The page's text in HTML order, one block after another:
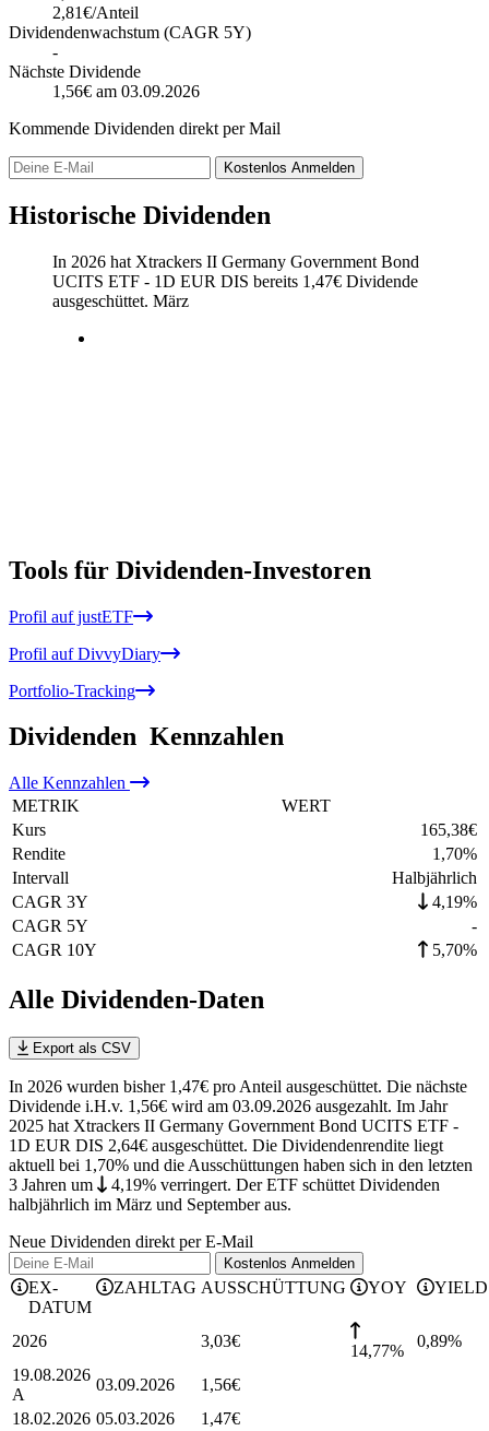
2,81€/Anteil
Dividendenwachstum (CAGR 5Y)
-
Nächste Dividende
1,56€ am 03.09.2026
Kommende Dividenden direkt per Mail
Kostenlos Anmelden
Historische Dividenden
In 2026 hat Xtrackers II Germany Government Bond
UCITS ETF - 1D EUR DIS bereits 1,47€ Dividende
ausgeschüttet. März
Tools für Dividenden-Investoren
Profil auf justETF
Profil auf DivvyDiary
Portfolio-Tracking
Dividenden Kennzahlen
Alle Kennzahlen
METRIK
WERT
Kurs
165,38€
Rendite
1,70%
Intervall
Halbjährlich
CAGR 3Y
4,19%
CAGR 5Y
-
CAGR 10Y
5,70%
Alle Dividenden-Daten
Export als CSV
In 2026 wurden bisher 1,47€ pro Anteil ausgeschüttet. Die nächste
Dividende i.H.v. 1,56€ wird am 03.09.2026 ausgezahlt. Im Jahr
2025 hat Xtrackers II Germany Government Bond UCITS ETF -
1D EUR DIS 2,64€ ausgeschüttet. Die Dividendenrendite liegt
aktuell bei 1,70% und die Ausschüttungen haben sich in den letzten
3 Jahren um 4,19% verringert. Der ETF schüttet Dividenden
halbjährlich im März und September aus.
Neue Dividenden direkt per E-Mail
Kostenlos Anmelden
EX-
DATUM
ZAHLTAG AUSSCHÜTTUNG YOY YIELD
2026 3,03€
14,77%
0,89%
19.08.2026
A
03.09.2026 1,56€
18.02.2026 05.03.2026 1,47€